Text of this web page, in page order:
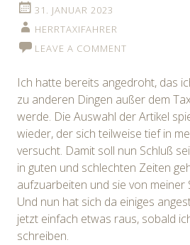
31. JANUAR 2023
HERRTAXIFAHRER
LEAVE A COMMENT
Ich hatte bereits angedroht, das
zu anderen Dingen außer dem
werde. Die Auswahl der Artikel
wieder, der sich teilweise tief in
versucht. Damit soll nun Schluß
in guten und schlechten Zeiten
aufzuarbeiten und sie von meiner
Und nun hat sich da einiges
jetzt einfach etwas raus, sobald
schreiben.